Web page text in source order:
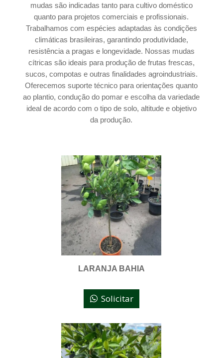
mudas são indicadas tanto para cultivo doméstico
quanto para projetos comerciais e profissionais.
Trabalhamos com espécies adaptadas às condições
climáticas brasileiras, garantindo produtividade,
resistência a pragas e longevidade. Nossas mudas
cítricas são ideais para produção de frutas frescas,
sucos, compotas e outras finalidades agroindustriais.
Oferecemos suporte técnico para orientações quanto
ao plantio, condução do pomar e escolha da variedade
ideal de acordo com o tipo de solo, altitude e objetivo
da produção.
LARANJA BAHIA
Solicitar